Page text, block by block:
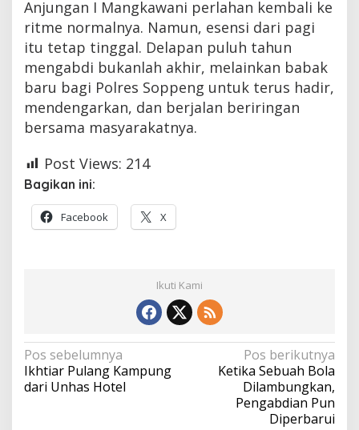
Anjungan I Mangkawani perlahan kembali ke
ritme normalnya. Namun, esensi dari pagi
itu tetap tinggal. Delapan puluh tahun
mengabdi bukanlah akhir, melainkan babak
baru bagi Polres Soppeng untuk terus hadir,
mendengarkan, dan berjalan beriringan
bersama masyarakatnya.
Post Views: 214
Bagikan ini:
Facebook X
Ikuti Kami
Navigasi
pos
Pos sebelumnya
Ikhtiar Pulang Kampung
dari Unhas Hotel
Pos berikutnya
Ketika Sebuah Bola
Dilambungkan,
Pengabdian Pun
Diperbarui